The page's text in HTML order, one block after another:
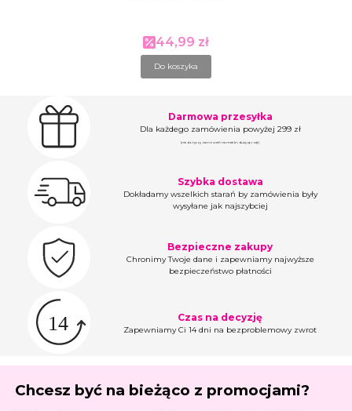
Cena promocyjna
44,99 zł
Do koszyka
Darmowa przesyłka
Dla każdego zamówienia powyżej 299 zł
(nie dotyczy zamówień na meble i duży sprzęt)
Szybka dostawa
Dokładamy wszelkich starań by zamówienia były
wysyłane jak najszybciej
Bezpieczne zakupy
Chronimy Twoje dane i zapewniamy najwyższe
bezpieczeństwo płatności
Czas na decyzję
Zapewniamy Ci 14 dni na bezproblemowy zwrot
Chcesz być na bieżąco z promocjami?